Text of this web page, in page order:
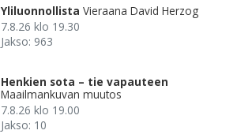
Yliluonnollista Vieraana David Herzog
7.8.26 klo 19.30
Jakso: 963
Henkien sota – tie vapauteen
Maailmankuvan muutos
7.8.26 klo 19.00
Jakso: 10